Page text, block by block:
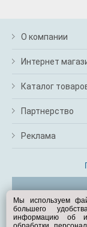
О компании
Интернет
Каталог
Партнерство
Реклама
Мы используем
большего
информацию об